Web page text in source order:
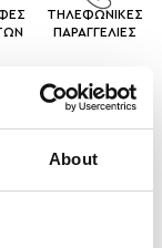
About
ΤΗΛΕΦΩΝΙΚΕΣ
ΠΑΡΑΓΓΕΛΙΕΣ
τοlookσου απο